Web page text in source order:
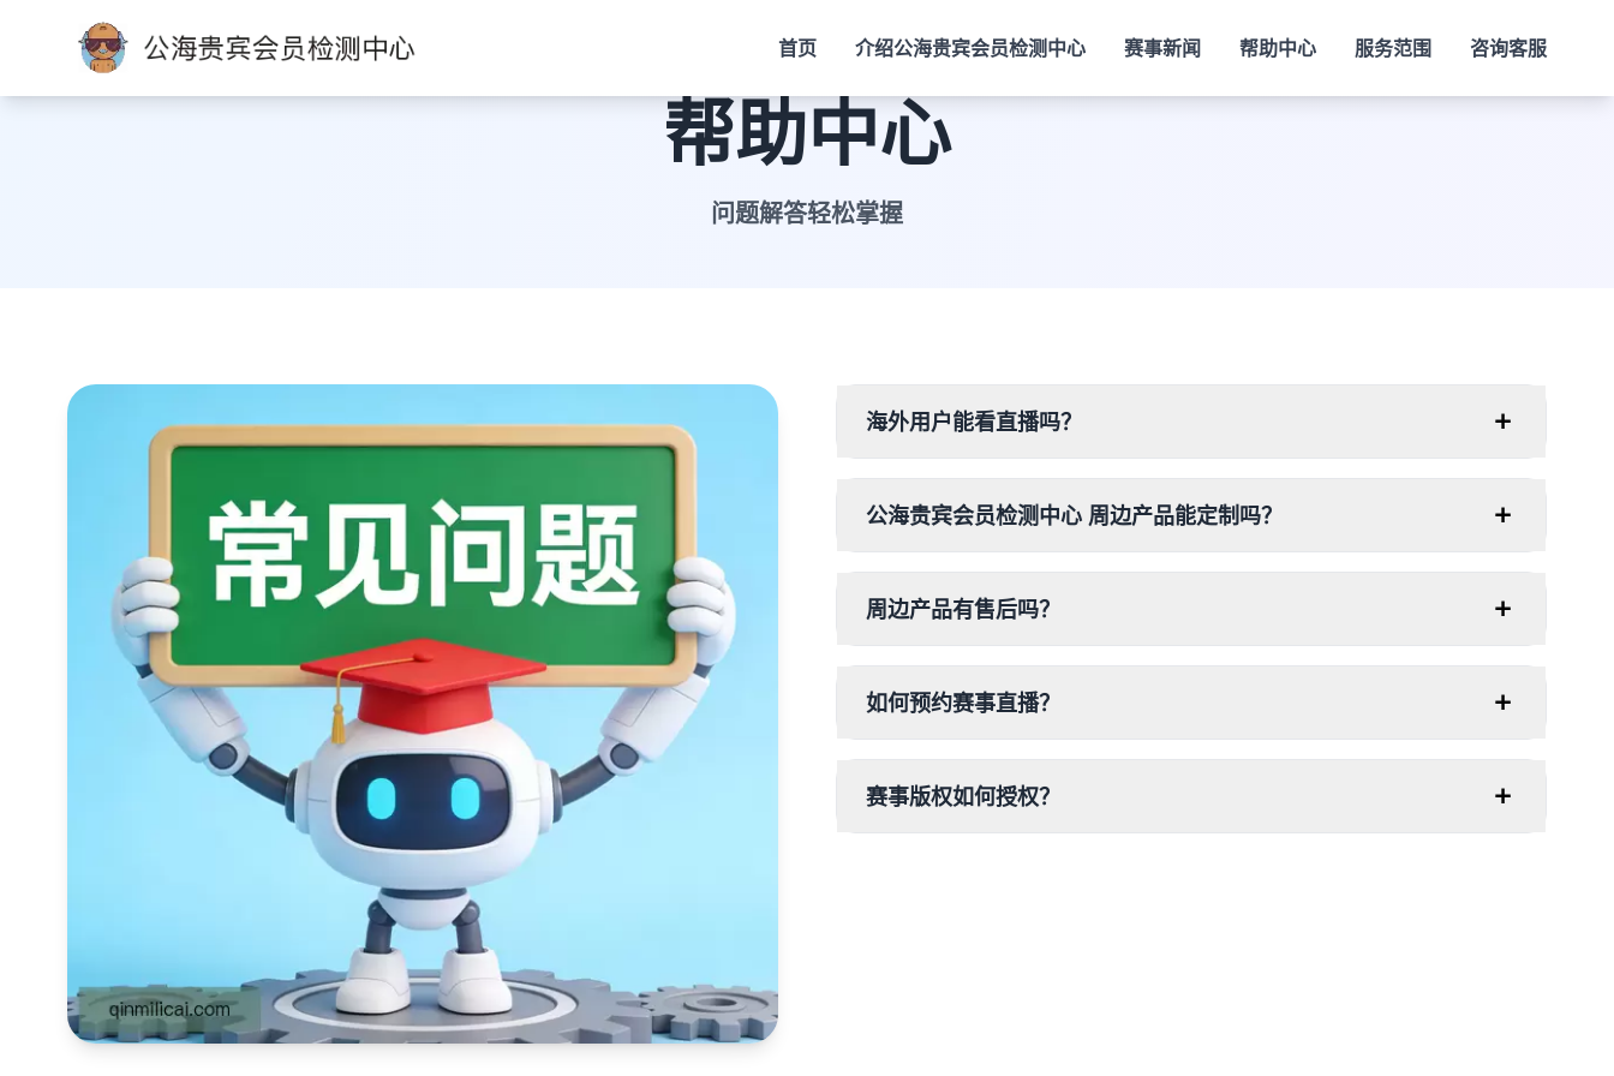
首页 介绍公海贵宾会员检测中心 赛事新闻 帮助中心 服务范围 咨询客服
帮助中心
问题解答轻松掌握
海外用户能看直播吗？
公海贵宾会员检测中心 周边产品能定制吗？
周边产品有售后吗？
如何预约赛事直播？
赛事版权如何授权？